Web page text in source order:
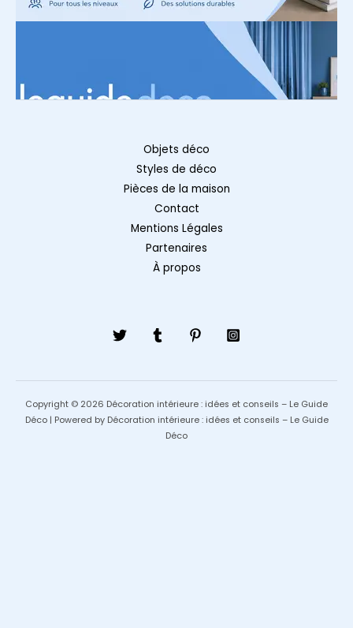
Objets déco
Styles de déco
Pièces de la maison
Contact
Mentions Légales
Partenaires
À propos
Copyright © 2026 Décoration intérieure : idées et conseils – Le Guide
Déco | Powered by Décoration intérieure : idées et conseils – Le Guide
Déco